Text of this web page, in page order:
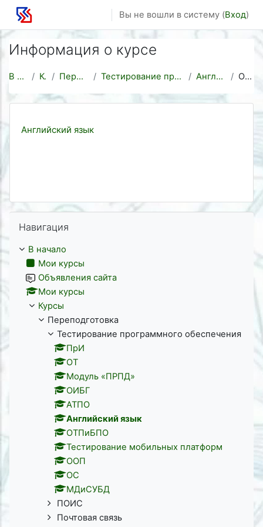
Перейти к основному содержанию
Вы не вошли в систему (Вход)
Информация о курсе
В начало Курсы Переподготовка Тестирование программного обеспечения Английский язык Описание
Английский язык
Навигация
В начало
Мои курсы
Объявления сайта
Мои курсы
Курсы
Переподготовка
Тестирование программного обеспечения
ПрИ
ОТ
Модуль «ПРПД»
ОИБГ
АТПО
Английский язык
ОТПиБПО
Тестирование мобильных платформ
ООП
ОС
МДиСУБД
ПОИС
Почтовая связь